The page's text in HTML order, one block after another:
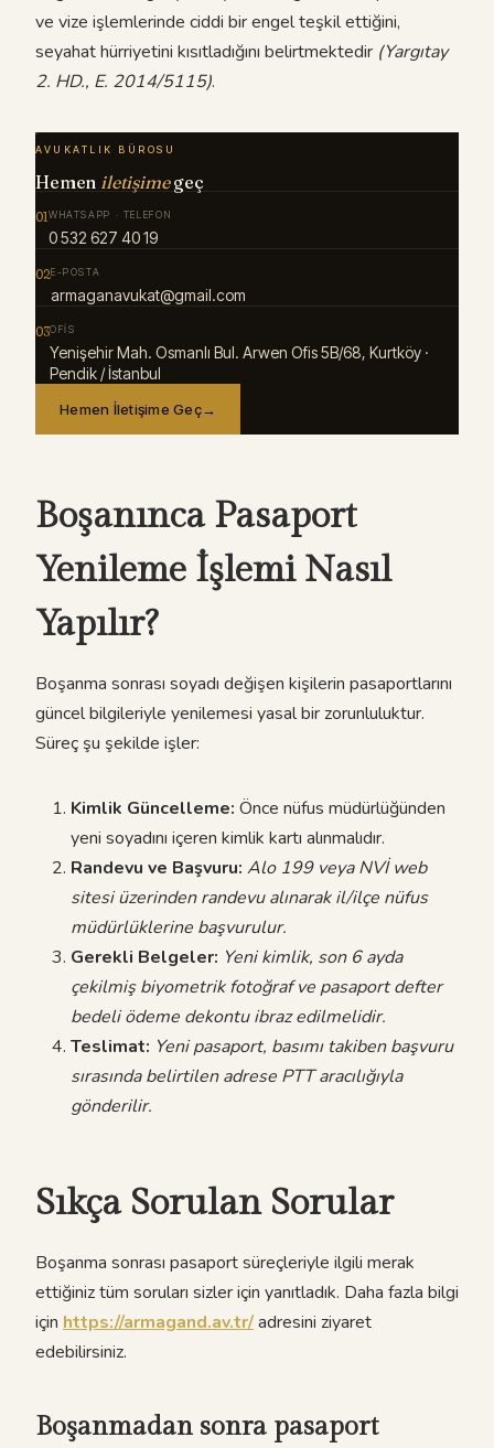
ve vize işlemlerinde ciddi bir engel teşkil ettiğini,
seyahat hürriyetini kısıtladığını belirtmektedir (Yargıtay
2. HD., E. 2014/5115).
AVUKATLIK BÜROSU
Hemen iletişimegeç
01WHATSAPP · TELEFON
0 532 627 40 19
02E-POSTA
armaganavukat@gmail.com
03OFIS
Yenişehir Mah. Osmanlı Bul. Arwen Ofis 5B/68, Kurtköy ·
Pendik / İstanbul
Hemen İletişime Geç→
Boşanınca Pasaport
Yenileme İşlemi Nasıl
Yapılır?
Boşanma sonrası soyadı değişen kişilerin pasaportlarını
güncel bilgileriyle yenilemesi yasal bir zorunluluktur.
Süreç şu şekilde işler:
Kimlik Güncelleme: Önce nüfus müdürlüğünden
yeni soyadını içeren kimlik kartı alınmalıdır.
Randevu ve Başvuru: Alo 199 veya NVİ web
sitesi üzerinden randevu alınarak il/ilçe nüfus
müdürlüklerine başvurulur.
Gerekli Belgeler: Yeni kimlik, son 6 ayda
çekilmiş biyometrik fotoğraf ve pasaport defter
bedeli ödeme dekontu ibraz edilmelidir.
Teslimat: Yeni pasaport, basımı takiben başvuru
sırasında belirtilen adrese PTT aracılığıyla
gönderilir.
Sıkça Sorulan Sorular
Boşanma sonrası pasaport süreçleriyle ilgili merak
ettiğiniz tüm soruları sizler için yanıtladık. Daha fazla bilgi
için https://armagand.av.tr/adresini ziyaret
edebilirsiniz.
Boşanmadan sonra pasaport